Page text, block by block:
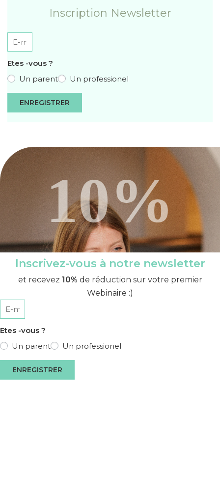
Inscription Newsletter
Etes -vous ?
Un parent
Un professionel
ENREGISTRER
10%
Inscrivez-vous à notre newsletter
et recevez 10% de réduction sur votre premier
Webinaire :)
Etes -vous ?
Un parent
Un professionel
ENREGISTRER